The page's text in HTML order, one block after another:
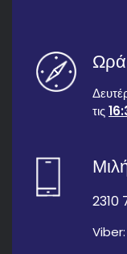
τις
2310
Viber: